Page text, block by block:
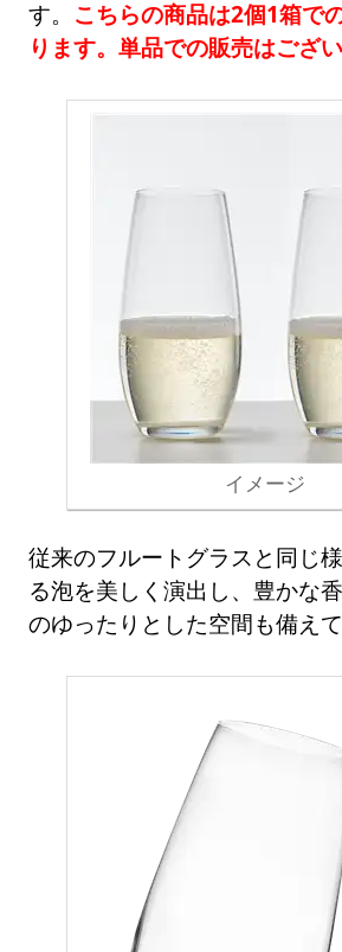
す。 こちらの商品は2個1箱で
ります。単品での販売はござい
イメージ
従来のフルートグラスと同じ
る泡を美しく演出し、豊かな
のゆったりとした空間も備えて